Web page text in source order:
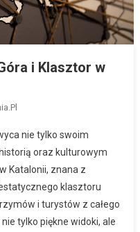
i Klasztor w
nie tylko swoim
oraz kulturowym
Katalonii, znana z
klasztoru
i turystów z całego
tylko piękne widoki, ale